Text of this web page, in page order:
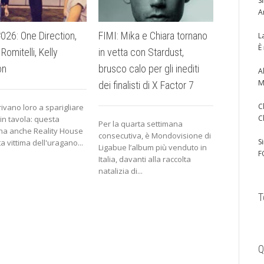
One Direction,
Kelly
loro a sparigliare
tavola: questa
anche Reality House
vittima dell'uragano...
FIMI: Mika e Chiara tornano
in vetta con Stardust,
brusco calo per gli inediti
dei finalisti di X Factor 7
Per la quarta settimana
consecutiva, è Mondovisione di
Ligabue l’album più venduto in
Italia, davanti alla raccolta
natalizia di...
RHits
Coco,
Mix, Awa
Questa
onda la